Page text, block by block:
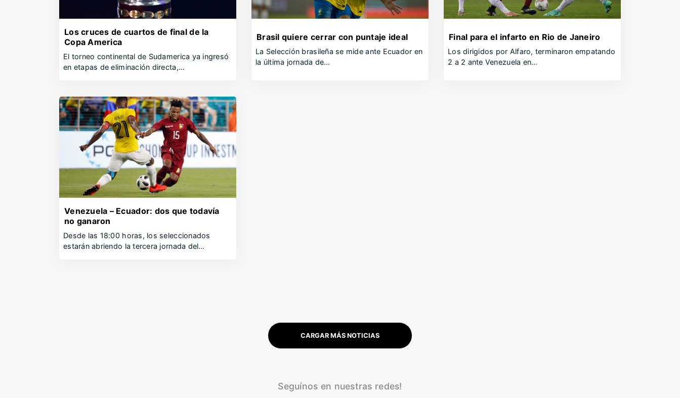
Los cruces de cuartos de final de la
Copa America
El torneo continental de Sudamerica ya ingresó
en etapas de eliminación directa,…
Brasil quiere cerrar con puntaje ideal
La Selección brasileña se mide ante Ecuador en
la última jornada de…
Final para el infarto en Rio de Janeiro
Los dirigidos por Alfaro, terminaron empatando
2 a 2 ante Venezuela en…
Venezuela – Ecuador: dos que todavía
no ganaron
Desde las 18:00 horas, los seleccionados
estarán abriendo la tercera jornada del…
CARGAR MÁS NOTICIAS
Seguínos en nuestras redes!